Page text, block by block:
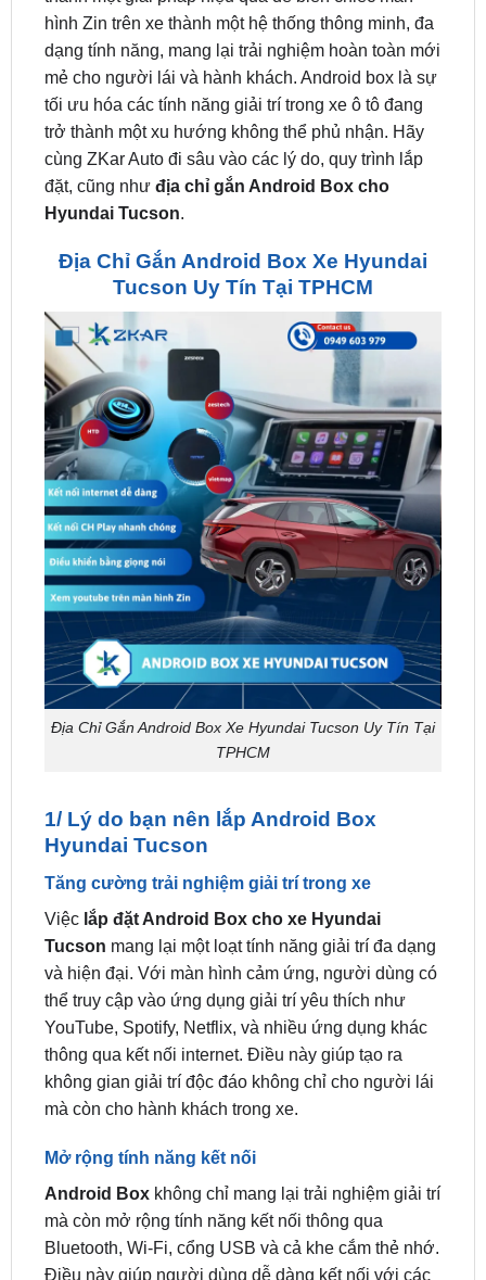
mẻ cho người lái và hành khách. Android box là sự
tối ưu hóa các tính năng giải trí trong xe ô tô đang
trở thành một xu hướng không thể phủ nhận. Hãy
cùng ZKar Auto đi sâu vào các lý do, quy trình lắp
đặt, cũng nhưđịa chỉ gắn Android Box cho
Hyundai Tucson.
Địa Chỉ Gắn Android Box Xe Hyundai
Địa Chỉ Gắn Android Box Xe Hyundai Tucson Uy Tín Tại
1/ Lý do bạn nên lắp Android Box
Tăng cường trải nghiệm giải trí trong xe
Việc
Tucsonmang lại một loạt tính năng giải trí đa dạng
và hiện đại. Với màn hình cảm ứng, người dùng có
thể truy cập vào ứng dụng giải trí yêu thích như
YouTube, Spotify, Netflix, và nhiều ứng dụng khác
thông qua kết nối internet. Điều này giúp tạo ra
không gian giải trí độc đáo không chỉ cho người lái
mà còn cho hành khách trong xe.
Mở rộng tính năng kết nối
mà còn mở rộng tính năng kết nối thông qua
Bluetooth, Wi-Fi, cổng USB và cả khe cắm thẻ nhớ.
Điều này giúp người dùng dễ dàng kết nối với các
thiết bị di động, chia sẻ dữ liệu, đồng bộ danh bạ và
thậm chí thực hiện cuộc gọi thoại an toàn khi đang